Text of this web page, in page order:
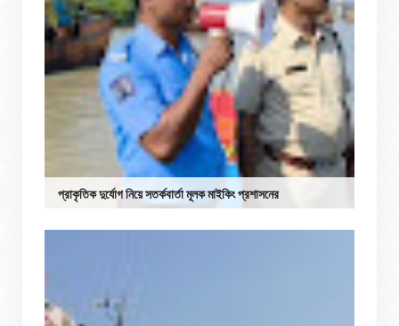
প্রাকৃতিক দুর্যোগ নিয়ে সতর্কবার্তা মূলক মাইকিং প্রশাসনের